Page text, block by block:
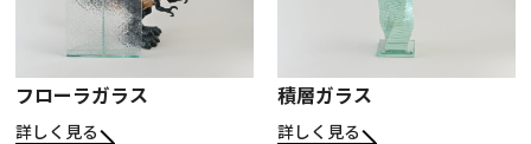
フローラガラス
詳しく見る
積層ガラス
詳しく見る